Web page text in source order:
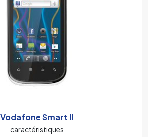
Vodafone Smart II
caractéristiques